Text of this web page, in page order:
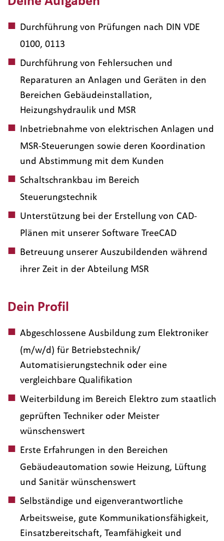
Durchführung von Prüfungen nach DIN VDE
0100, 0113
Durchführung von Fehlersuchen und
Reparaturen an Anlagen und Geräten in den
Bereichen Gebäudeinstallation,
Heizungshydraulik und MSR
Inbetriebnahme von elektrischen Anlagen und
MSR-Steuerungen sowie deren Koordination
und Abstimmung mit dem Kunden
Schaltschrankbau im Bereich
Steuerungstechnik
Unterstützung bei der Erstellung von CAD-
Plänen mit unserer Software TreeCAD
Betreuung unserer Auszubildenden während
ihrer Zeit in der Abteilung MSR
Dein Profil
Abgeschlossene Ausbildung zum Elektroniker
(m/w/d) für Betriebstechnik/
Automatisierungstechnik oder eine
vergleichbare Qualifikation
Weiterbildung im Bereich Elektro zum staatlich
geprüften Techniker oder Meister
wünschenswert
Erste Erfahrungen in den Bereichen
Gebäudeautomation sowie Heizung, Lüftung
und Sanitär wünschenswert
Selbständige und eigenverantwortliche
Arbeitsweise, gute Kommunikationsfähigkeit,
Einsatzbereitschaft, Teamfähigkeit und